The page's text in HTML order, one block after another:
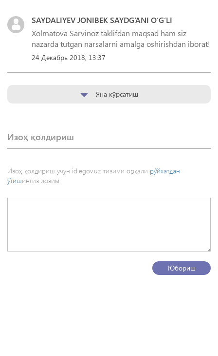
SAYDALIYEV JONIBEK SAYDG‘ANI O‘G‘LI
Xolmatova Sarvinoz taklifdan maqsad ham siz
nazarda tutgan narsalarni amalga oshirishdan iborat!
24 Декабрь 2018, 13:37
Яна кўрсатиш
Изоҳ қолдириш
Изоҳ қолдириш учун id.egov.uz тизими орқали рўйхатдан
ўтишингиз лозим
Юбориш